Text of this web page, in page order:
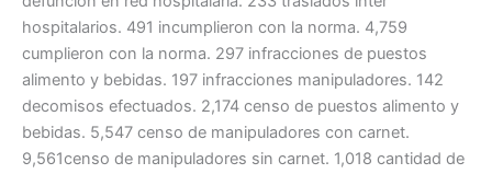
hospitalarios. 491 incumplieron con la norma. 4,759
cumplieron con la norma. 297 infracciones de puestos
alimento y bebidas. 197 infracciones manipuladores. 142
decomisos efectuados. 2,174 censo de puestos alimento y
bebidas. 5,547 censo de manipuladores con carnet.
9,561censo de manipuladores sin carnet. 1,018 cantidad de